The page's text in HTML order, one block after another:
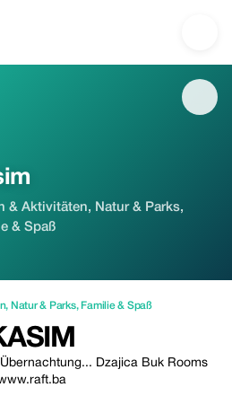
| Up to 20% off | Tourist
& Aktivitäten, Natur & Parks,
& Spaß
, Natur & Parks, Familie & Spaß
Dzajica Buk Rooms